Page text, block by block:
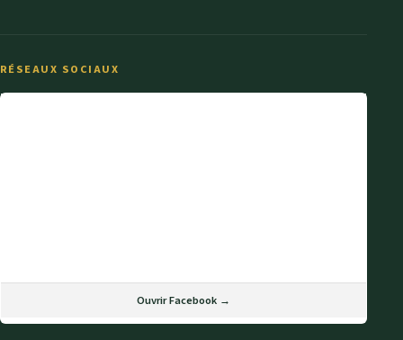
RÉSEAUX SOCIAUX
Ouvrir Facebook →